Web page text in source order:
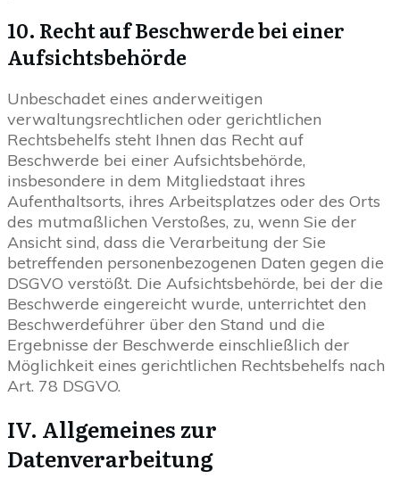
10. Recht auf Beschwerde bei einer
Aufsichtsbehörde
Unbeschadet eines anderweitigen
verwaltungsrechtlichen oder gerichtlichen
Rechtsbehelfs steht Ihnen das Recht auf
Beschwerde bei einer Aufsichtsbehörde,
insbesondere in dem Mitgliedstaat ihres
Aufenthaltsorts, ihres Arbeitsplatzes oder des Orts
des mutmaßlichen Verstoßes, zu, wenn Sie der
Ansicht sind, dass die Verarbeitung der Sie
betreffenden personenbezogenen Daten gegen die
DSGVO verstößt. Die Aufsichtsbehörde, bei der die
Beschwerde eingereicht wurde, unterrichtet den
Beschwerdeführer über den Stand und die
Ergebnisse der Beschwerde einschließlich der
Möglichkeit eines gerichtlichen Rechtsbehelfs nach
Art. 78 DSGVO.
IV. Allgemeines zur
Datenverarbeitung